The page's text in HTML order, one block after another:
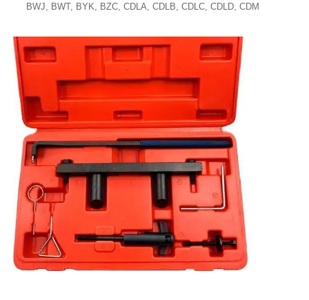
BWJ, BWT, BYK, BZC, CDLA, CDLB, CDLC, CDLD, CDM